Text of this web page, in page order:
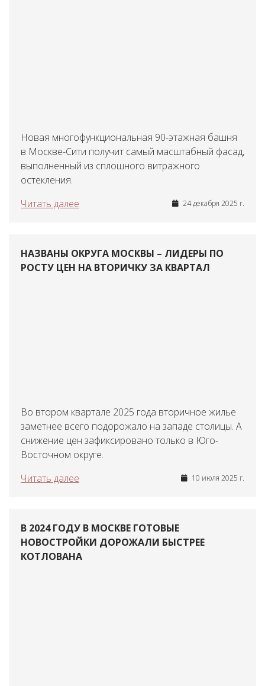
Новая многофункциональная 90-этажная башня
в Москве-Сити получит самый масштабный фасад,
выполненный из сплошного витражного
остекления.
Читать далее
24 декабря 2025 г.
НАЗВАНЫ ОКРУГА МОСКВЫ – ЛИДЕРЫ ПО
РОСТУ ЦЕН НА ВТОРИЧКУ ЗА КВАРТАЛ
Во втором квартале 2025 года вторичное жилье
заметнее всего подорожало на западе столицы. А
снижение цен зафиксировано только в Юго-
Восточном округе.
Читать далее
10 июля 2025 г.
В 2024 ГОДУ В МОСКВЕ ГОТОВЫЕ
НОВОСТРОЙКИ ДОРОЖАЛИ БЫСТРЕЕ
КОТЛОВАНА